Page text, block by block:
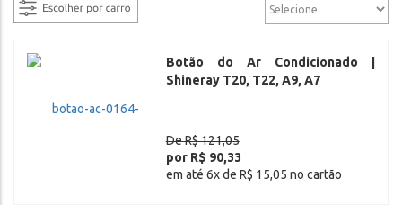
Botão do Ar Condicionado |
Shineray T20, T22, A9, A7
De R$ 121,05
por R$ 90,33
em até 6x de R$ 15,05 no cartão